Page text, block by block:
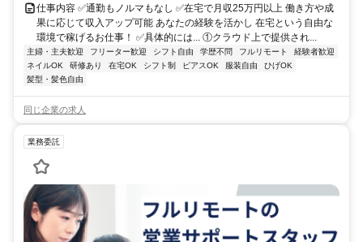
仕事内容 ✅通勤もノルマもなし ✅在宅で月収25万円以上 働き方や成
果に応じて収入アップ可能 あなたの経験を活かし 在宅という自由な
環境で稼げるお仕事！ ✅具体的には... ①クラウド上で提供され...
主婦・主夫歓迎 フリーター歓迎 シフト自由 学歴不問 フルリモート
経験者歓迎
ネイルOK
研修あり 在宅OK シフト制 ピアスOK 服装自由
ひげOK
髪型・髪色自由
同じ企業の求人
業務委託